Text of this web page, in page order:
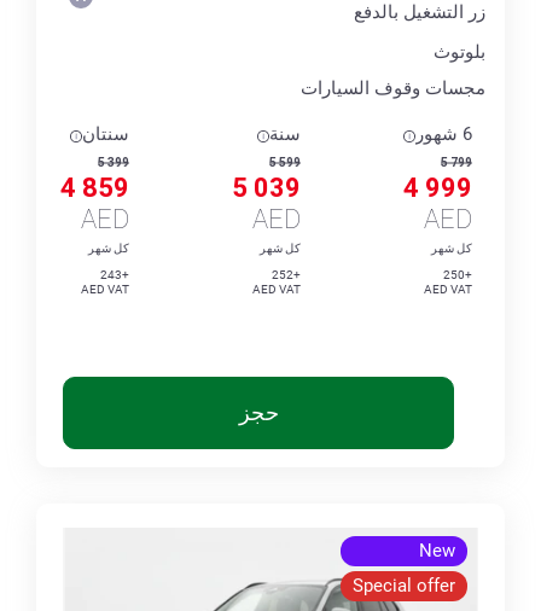
زر التشغيل بالدفع
بلوتوث
مجسات وقوف السيارات
6 شهور
5 799
4 999
AED
كل شهر
+250
AED VAT
سنة
5 599
5 039
AED
كل شهر
+252
AED VAT
سنتان
5 399
4 859
AED
كل شهر
+243
AED VAT
حجز
New
Special offer